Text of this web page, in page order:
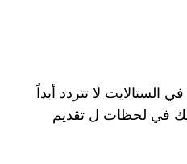
لا تتردد أبداً
في لحظات ل تقديم